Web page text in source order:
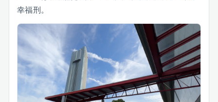
幸福刑。